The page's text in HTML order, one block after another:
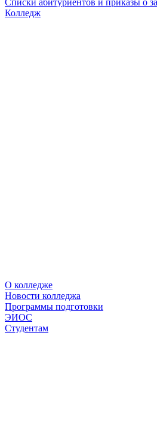
Списки абитуриентов и приказы о
Колледж
О колледже
Новости колледжа
Программы подготовки
ЭИОС
Студентам